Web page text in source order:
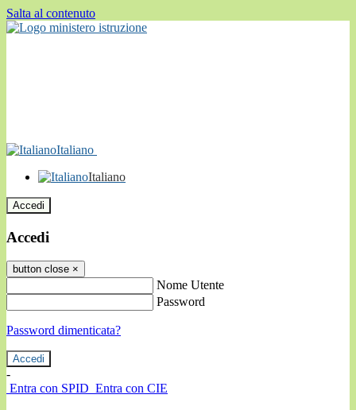
Salta al contenuto
Italiano
Italiano
Accedi
Accedi
button close ×
Nome Utente
Password
Password dimenticata?
-
Entra con SPID Entra con CIE